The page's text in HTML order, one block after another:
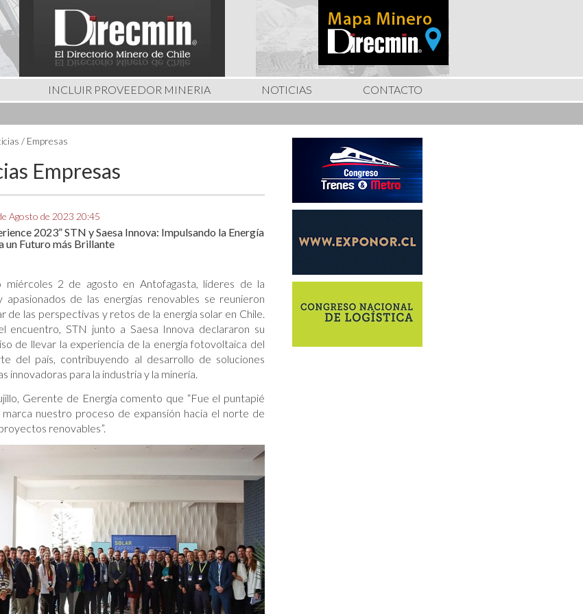
INCLUIR PROVEEDOR MINERIA NOTICIAS CONTACTO
/ Empresas
Empresas
Agosto de 2023 20:45
2023” STN y Saesa Innova: Impulsando la Energía
un Futuro más Brillante
miércoles 2 de agosto en Antofagasta, líderes de la
apasionados de las energías renovables se reunieron
de las perspectivas y retos de la energía solar en Chile.
encuentro, STN junto a Saesa Innova declararon su
de llevar la experiencia de la energía fotovoltaica del
del país, contribuyendo al desarrollo de soluciones
innovadoras para la industria y la minería.
Gerente de Energía comento que “Fue el puntapié
marca nuestro proceso de expansión hacia el norte de
renovables”.